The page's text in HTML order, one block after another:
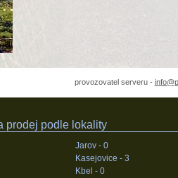
provozovatel serveru -
prodej podle lokality
Jarov - 0
Kasejovice - 3
Kbel - 0